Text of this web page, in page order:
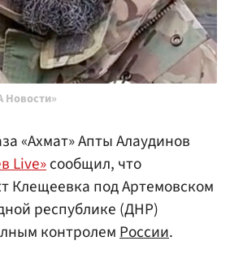
Новости»
«Ахмат» Апты Алаудинов
Live»сообщил, что
Клещеевка под Артемовском
республике (ДНР)
контролемРоссии.